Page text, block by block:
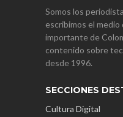
Somos los
escribimos el
importante de
contenido sobre
desde 1996.
SECCIONES
Cultura Digital